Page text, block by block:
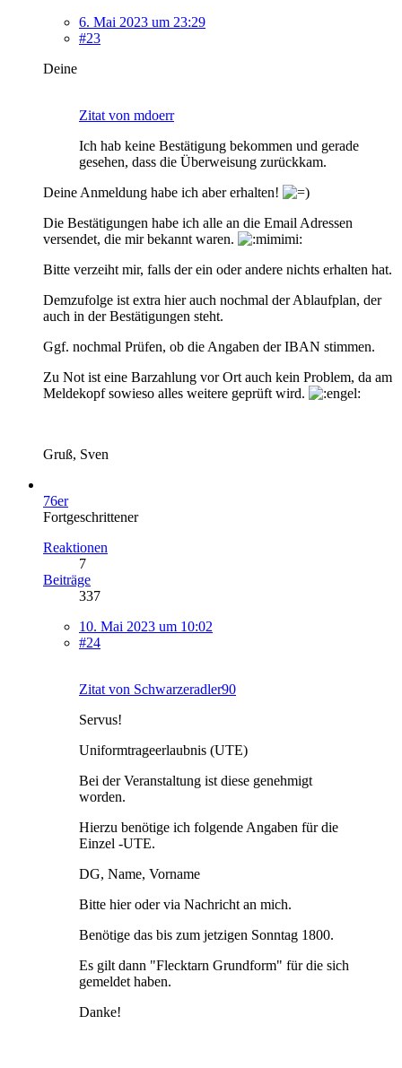
6. Mai 2023 um 23:29
#23
Deine
Zitat von mdoerr
Ich hab keine Bestätigung bekommen und gerade
gesehen, dass die Überweisung zurückkam.
Deine Anmeldung habe ich aber erhalten!
Die Bestätigungen habe ich alle an die Email Adressen
versendet, die mir bekannt waren.
Bitte verzeiht mir, falls der ein oder andere nichts erhalten hat.
Demzufolge ist extra hier auch nochmal der Ablaufplan, der
auch in der Bestätigungen steht.
Ggf. nochmal Prüfen, ob die Angaben der IBAN stimmen.
Zu Not ist eine Barzahlung vor Ort auch kein Problem, da am
Meldekopf sowieso alles weitere geprüft wird.
Gruß, Sven
76er
Fortgeschrittener
Reaktionen
7
Beiträge
337
10. Mai 2023 um 10:02
#24
Zitat von Schwarzeradler90
Servus!
Uniformtrageerlaubnis (UTE)
Bei der Veranstaltung ist diese genehmigt
worden.
Hierzu benötige ich folgende Angaben für die
Einzel -UTE.
DG, Name, Vorname
Bitte hier oder via Nachricht an mich.
Benötige das bis zum jetzigen Sonntag 1800.
Es gilt dann "Flecktarn Grundform" für die sich
gemeldet haben.
Danke!